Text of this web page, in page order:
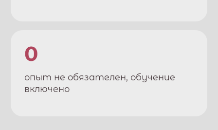
0
опыт не обязателен, обучение
включено